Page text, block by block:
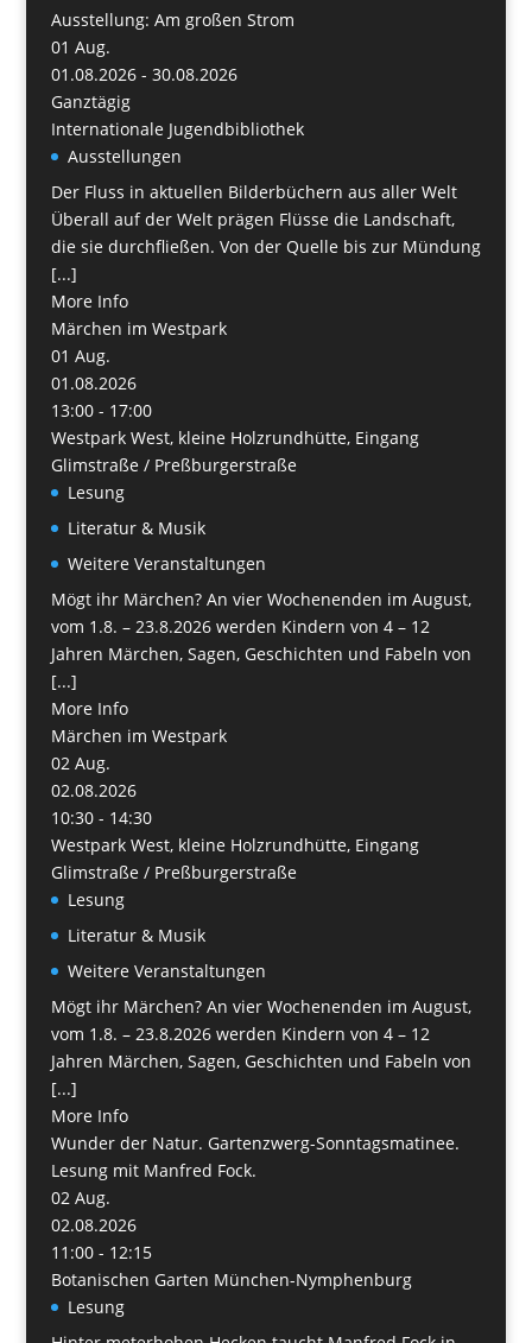
Ausstellung: Am großen Strom
01 Aug.
01.08.2026 - 30.08.2026
Ganztägig
Internationale Jugendbibliothek
Ausstellungen
Der Fluss in aktuellen Bilderbüchern aus aller Welt
Überall auf der Welt prägen Flüsse die Landschaft,
die sie durchfließen. Von der Quelle bis zur Mündung
[...]
More Info
Märchen im Westpark
01 Aug.
01.08.2026
13:00 - 17:00
Westpark West, kleine Holzrundhütte, Eingang
Glimstraße / Preßburgerstraße
Lesung
Literatur & Musik
Weitere Veranstaltungen
Mögt ihr Märchen? An vier Wochenenden im August,
vom 1.8. – 23.8.2026 werden Kindern von 4 – 12
Jahren Märchen, Sagen, Geschichten und Fabeln von
[...]
More Info
Märchen im Westpark
02 Aug.
02.08.2026
10:30 - 14:30
Westpark West, kleine Holzrundhütte, Eingang
Glimstraße / Preßburgerstraße
Lesung
Literatur & Musik
Weitere Veranstaltungen
Mögt ihr Märchen? An vier Wochenenden im August,
vom 1.8. – 23.8.2026 werden Kindern von 4 – 12
Jahren Märchen, Sagen, Geschichten und Fabeln von
[...]
More Info
Wunder der Natur. Gartenzwerg-Sonntagsmatinee.
Lesung mit Manfred Fock.
02 Aug.
02.08.2026
11:00 - 12:15
Botanischen Garten München-Nymphenburg
Lesung